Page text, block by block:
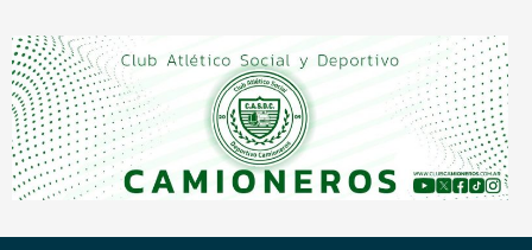
al
contenido